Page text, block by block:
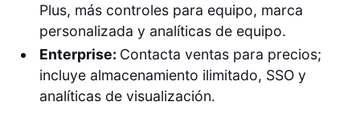
Plus, más controles para equipo, marca
personalizada y analíticas de equipo.
Enterprise: Contacta ventas para precios;
incluye almacenamiento ilimitado, SSO y
analíticas de visualización.